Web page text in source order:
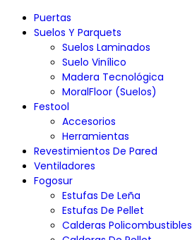
Puertas
Suelos Y Parquets
Suelos Laminados
Suelo Vinílico
Madera Tecnológica
MoralFloor (Suelos)
Festool
Accesorios
Herramientas
Revestimientos De Pared
Ventiladores
Fogosur
Estufas De Leña
Estufas De Pellet
Calderas Policombustibles